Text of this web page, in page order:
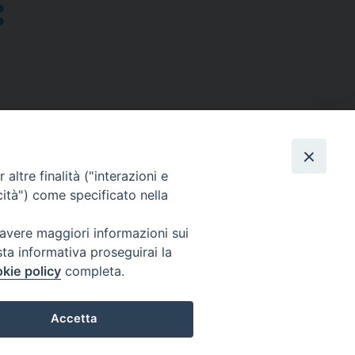
SEGUICI SU
Facebook
Instagram
X YouTube
altre finalità ("interazioni e
come specificato nella
maggiori informazioni sui
informativa proseguirai la
policy completa.
Accetta